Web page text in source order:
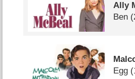
Ally
Ben
Egg